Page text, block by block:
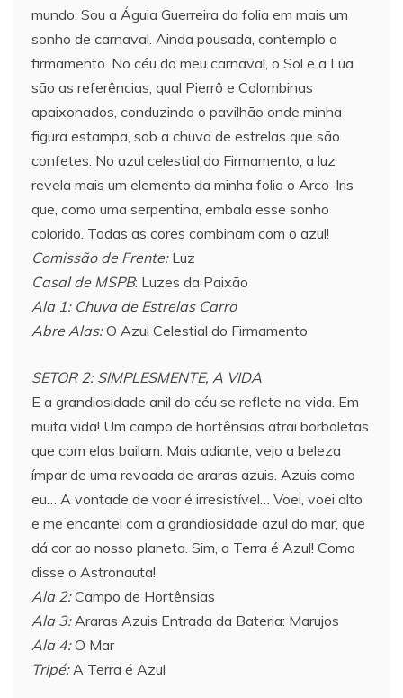
mundo. Sou a Águia Guerreira da folia em mais um
sonho de carnaval. Ainda pousada, contemplo o
firmamento. No céu do meu carnaval, o Sol e a Lua
são as referências, qual Pierrô e Colombinas
apaixonados, conduzindo o pavilhão onde minha
figura estampa, sob a chuva de estrelas que são
confetes. No azul celestial do Firmamento, a luz
revela mais um elemento da minha folia o Arco-Iris
que, como uma serpentina, embala esse sonho
colorido. Todas as cores combinam com o azul!
Comissão de Frente:Luz
Casal de MSPB: Luzes da Paixão
Ala 1: Chuva de Estrelas Carro
Abre Alas:O Azul Celestial do Firmamento
SETOR 2: SIMPLESMENTE, A VIDA
E a grandiosidade anil do céu se reflete na vida. Em
muita vida! Um campo de hortênsias atrai borboletas
que com elas bailam. Mais adiante, vejo a beleza
ímpar de uma revoada de araras azuis. Azuis como
eu… A vontade de voar é irresistível… Voei, voei alto
e me encantei com a grandiosidade azul do mar, que
dá cor ao nosso planeta. Sim, a Terra é Azul! Como
disse o Astronauta!
Ala 2:Campo de Hortênsias
Ala 3:Araras Azuis Entrada da Bateria: Marujos
Ala 4:O Mar
Tripé:A Terra é Azul